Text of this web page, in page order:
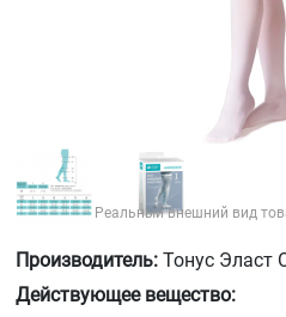
Реальный внешний вид
Производитель: Тонус Эласт
Действующее вещество: